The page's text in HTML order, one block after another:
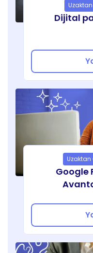
Dijital
Uzaktan
Google